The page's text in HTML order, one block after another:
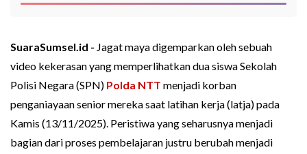
SuaraSumsel.id - Jagat maya digemparkan oleh sebuah
video kekerasan yang memperlihatkan dua siswa Sekolah
Polisi Negara (SPN) Polda NTT menjadi korban
penganiayaan senior mereka saat latihan kerja (latja) pada
Kamis (13/11/2025). Peristiwa yang seharusnya menjadi
bagian dari proses pembelajaran justru berubah menjadi